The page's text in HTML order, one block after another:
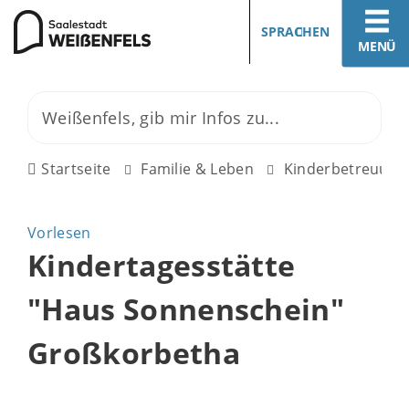
MENÜ
SPRACHEN
Startseite Familie & Leben
Vorlesen
Kindertagesstätte
"Haus Sonnenschein"
Großkorbetha